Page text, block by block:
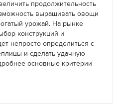
продолжительность
выращивать овощи
урожай. На рынке
конструкций и
непросто определиться с
и сделать удачную
основные критерии